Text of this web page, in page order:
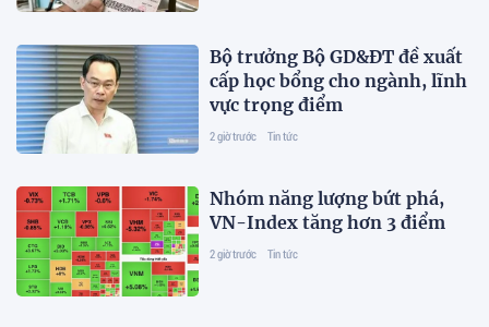
Bộ trưởng Bộ GD&ĐT đề xuất
cấp học bổng cho ngành, lĩnh
vực trọng điểm
2 giờ trước Tin tức
Nhóm năng lượng bứt phá,
VN-Index tăng hơn 3 điểm
2 giờ trước Tin tức